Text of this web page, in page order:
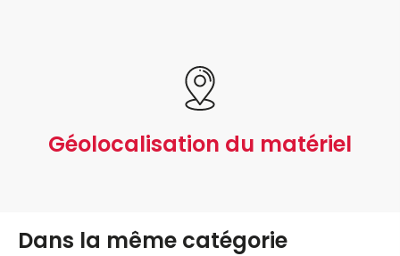
Géolocalisation du matériel
Dans la même catégorie